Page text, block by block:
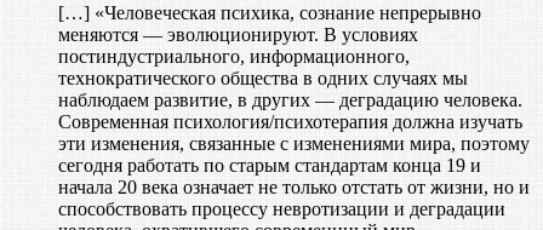
[…] «Человеческая психика, сознание непрерывно
меняются — эволюционируют. В условиях
постиндустриального, информационного,
технократического общества в одних случаях мы
наблюдаем развитие, в других — деградацию человека.
Современная психология/психотерапия должна изучать
эти изменения, связанные с изменениями мира, поэтому
сегодня работать по старым стандартам конца 19 и
начала 20 века означает не только отстать от жизни, но и
способствовать процессу невротизации и деградации